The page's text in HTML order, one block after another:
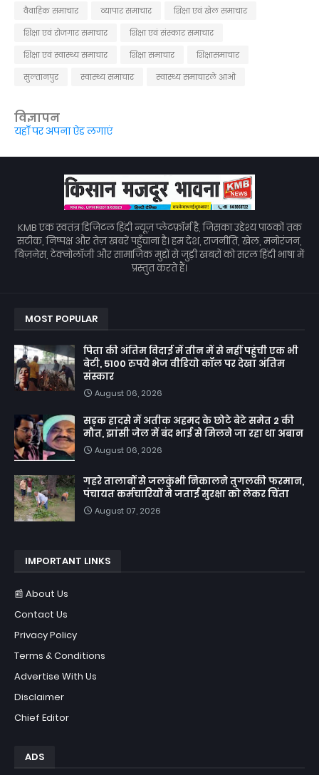
वैवाहिक समाचार
व्यापार समाचार
शिक्षा एवं खेल समाचार
शिक्षा एवं रोजगार समाचार
शिक्षा एवं संस्कार समाचार
शिक्षा एवं स्वास्थ्य समाचार
शिक्षा समाचार
शिक्षासमाचार
सुल्तानपुर
स्वास्थ्य समाचार स्वास्थ्य समाचारले आओ
विज्ञापन
यहाँ पर अपना ऐड लगाएं
KMB एक स्वतंत्र डिजिटल हिंदी न्यूज़ प्लेटफ़ॉर्म है, जिसका उद्देश्य पाठकों तक
सटीक, निष्पक्ष और तेज़ खबरें पहुँचाना है। हम देश, राजनीति, खेल, मनोरंजन,
बिज़नेस, टेक्नोलॉजी और सामाजिक मुद्दों से जुड़ी खबरों को सरल हिंदी भाषा में
प्रस्तुत करते हैं।
MOST POPULAR
पिता की अंतिम विदाई में तीन में से नहीं पहुंची एक भी
बेटी, 5100 रुपये भेज वीडियो कॉल पर देखा अंतिम
संस्कार
August 06, 2026
सड़क हादसे में अतीक अहमद के छोटे बेटे समेत 2 की
मौत, झांसी जेल में बंद भाई से मिलने जा रहा था अबान
August 06, 2026
गहरे तालाबों से जलकुंभी निकालने तुगलकी फरमान,
पंचायत कर्मचारियों ने जताई सुरक्षा को लेकर चिंता
August 07, 2026
IMPORTANT LINKS
📰 About Us
Contact Us
Privacy Policy
Terms & Conditions
Advertise With Us
Disclaimer
Chief Editor
ADS